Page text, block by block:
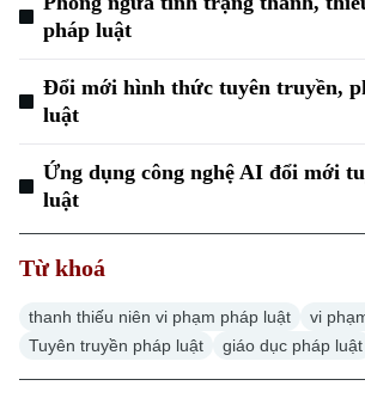
pháp luật
Đổi mới hình thức tuyên truyền,
luật
Ứng dụng công nghệ AI đổi mới
luật
Từ khoá
thanh thiếu niên vi phạm pháp luật
vi
Tuyên truyền pháp luật
giáo dục pháp luật